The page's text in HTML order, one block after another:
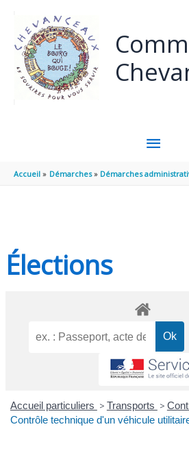
MENU
Accueil Démarches Démarches
Élections
Accueil particuliers > Transports >
Contrôle technique d'un véhicule